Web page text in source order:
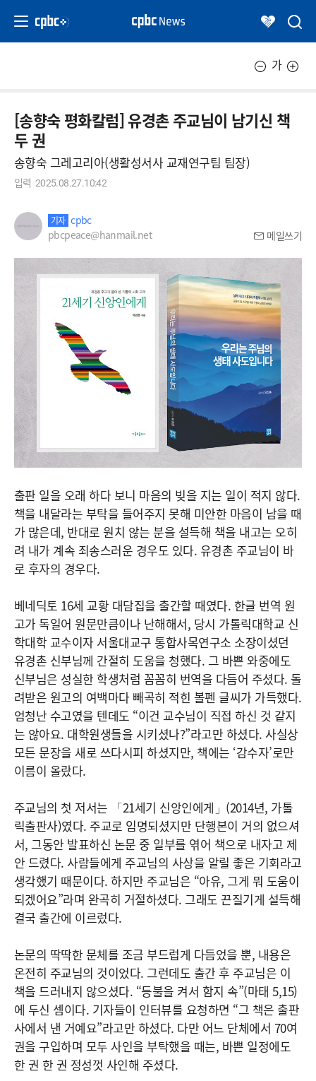
가
[송향숙 평화칼럼] 유경촌 주교님이 남기신 책
두 권
송향숙 그레고리아(생활성서사 교재연구팀 팀장)
입력 2025.08.27.10:42
기자 cpbc
pbcpeace@hanmail.net
메일쓰기
출판 일을 오래 하다 보니 마음의 빚을 지는 일이 적지 않다.
책을 내달라는 부탁을 들어주지 못해 미안한 마음이 남을 때
가 많은데, 반대로 원치 않는 분을 설득해 책을 내고는 오히
려 내가 계속 죄송스러운 경우도 있다. 유경촌 주교님이 바
로 후자의 경우다.
베네딕토 16세 교황 대담집을 출간할 때였다. 한글 번역 원
고가 독일어 원문만큼이나 난해해서, 당시 가톨릭대학교 신
학대학 교수이자 서울대교구 통합사목연구소 소장이셨던
유경촌 신부님께 간절히 도움을 청했다. 그 바쁜 와중에도
신부님은 성실한 학생처럼 꼼꼼히 번역을 다듬어 주셨다. 돌
려받은 원고의 여백마다 빼곡히 적힌 볼펜 글씨가 가득했다.
엄청난 수고였을 텐데도 “이건 교수님이 직접 하신 것 같지
는 않아요. 대학원생들을 시키셨나?”라고만 하셨다. 사실상
모든 문장을 새로 쓰다시피 하셨지만, 책에는 ‘감수자’로만
이름이 올랐다.
주교님의 첫 저서는 「21세기 신앙인에게」(2014년, 가톨
릭출판사)였다. 주교로 임명되셨지만 단행본이 거의 없으셔
서, 그동안 발표하신 논문 중 일부를 엮어 책으로 내자고 제
안 드렸다. 사람들에게 주교님의 사상을 알릴 좋은 기회라고
생각했기 때문이다. 하지만 주교님은 “아유, 그게 뭐 도움이
되겠어요”라며 완곡히 거절하셨다. 그래도 끈질기게 설득해
결국 출간에 이르렀다.
논문의 딱딱한 문체를 조금 부드럽게 다듬었을 뿐, 내용은
온전히 주교님의 것이었다. 그런데도 출간 후 주교님은 이
책을 드러내지 않으셨다. “등불을 켜서 함지 속”(마태 5,15)
에 두신 셈이다. 기자들이 인터뷰를 요청하면 “그 책은 출판
사에서 낸 거예요”라고만 하셨다. 다만 어느 단체에서 70여
권을 구입하며 모두 사인을 부탁했을 때는, 바쁜 일정에도
한 권 한 권 정성껏 사인해 주셨다.